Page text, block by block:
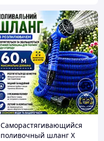
Саморастягивающийся
поливочный шланг X